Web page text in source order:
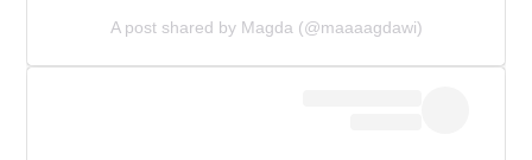
A post shared by Magda (@maaaagdawi)